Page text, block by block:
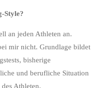
Style?
an jeden Athleten an.
mir nicht. Grundlage bildet
bisherige
und berufliche Situation
Athleten.